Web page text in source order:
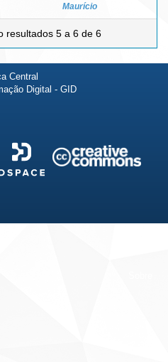
Maurício
resultados 5 a 6 de 6
Central
Digital - GID